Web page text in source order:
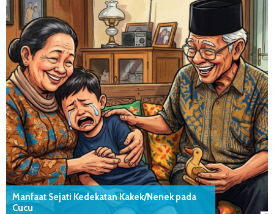
Manfaat Sejati Kedekatan Kakek/Nenek pada
Cucu